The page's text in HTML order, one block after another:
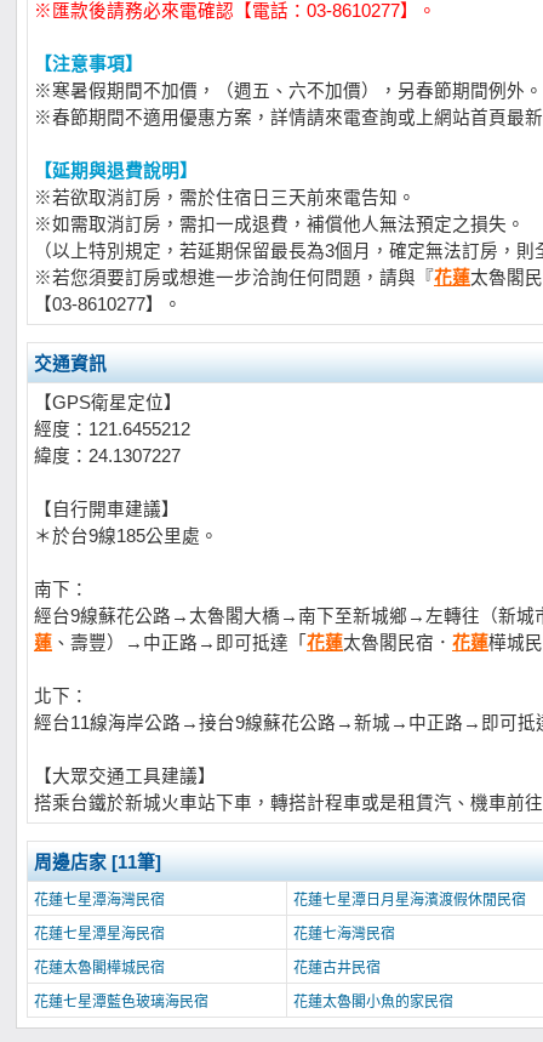
※匯款後請務必來電確認【電話：03-8610277】。
【注意事項】
※寒暑假期間不加價，（週五、六不加價），另春節期間例外。
※春節期間不適用優惠方案，詳情請來電查詢或上網站首頁最
【延期與退費說明】
※若欲取消訂房，需於住宿日三天前來電告知。
※如需取消訂房，需扣一成退費，補償他人無法預定之損失。
（以上特別規定，若延期保留最長為3個月，確定無法訂房，則
※若您須要訂房或想進一步洽詢任何問題，請與『花蓮太魯閣
【03-8610277】。
交通資訊
【GPS衛星定位】
經度：121.6455212
緯度：24.1307227
【自行開車建議】
＊於台9線185公里處。
南下：
經台9線蘇花公路→太魯閣大橋→南下至新城鄉→左轉往（新城
蓮 、壽豐）→中正路→即可抵達「 花蓮太魯閣民宿． 花蓮樺城
北下：
經台11線海岸公路→接台9線蘇花公路→新城→中正路→即可抵
【大眾交通工具建議】
搭乘台鐵於新城火車站下車，轉搭計程車或是租賃汽、機車前
周邊店家 [11筆]
花蓮七星潭海灣民宿
花蓮七星潭日月星海濱渡假休閒民宿
花蓮七星潭星海民宿
花蓮七海灣民宿
花蓮太魯閣樺城民宿
花蓮古井民宿
花蓮七星潭藍色玻璃海民宿
花蓮太魯閣小魚的家民宿